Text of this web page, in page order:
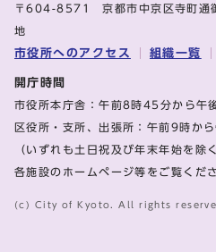
〒604-8571 京都市中京区寺町通
地
市役所へのアクセス 組織一覧
開庁時間
市役所本庁舎：午前8時45分から
区役所・支所、出張所：午前9時か
（いずれも土日祝及び年末年始を除
各施設のホームページ等をご覧くだ
(c) City of Kyoto. All rights